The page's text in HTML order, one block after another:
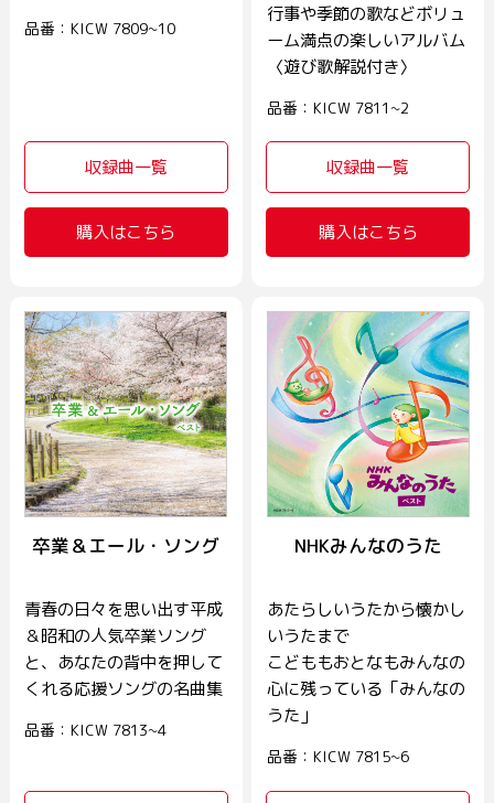
品番：KICW 7809~10
収録曲一覧
購入はこちら
行事や季節の歌などボリュ
ーム満点の楽しいアルバム
〈遊び歌解説付き〉
品番：KICW 7811~2
収録曲一覧
購入はこちら
卒業＆エール・ソング
青春の日々を思い出す平成
＆昭和の人気卒業ソング
と、あなたの背中を押して
くれる応援ソングの名曲集
品番：KICW 7813~4
NHKみんなのうた
あたらしいうたから懐かし
いうたまで
こどももおとなもみんなの
心に残っている「みんなの
うた」
品番：KICW 7815~6